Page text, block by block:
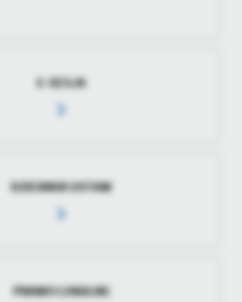
E-SESJA
DZIENNIK USTAW
PRAWO LOKALNE